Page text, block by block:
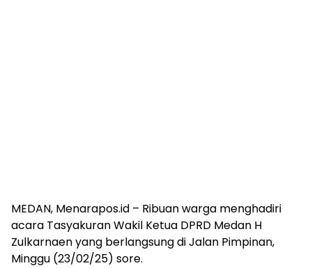
MEDAN, Menarapos.id – Ribuan warga menghadiri
acara Tasyakuran Wakil Ketua DPRD Medan H
Zulkarnaen yang berlangsung di Jalan Pimpinan,
Minggu (23/02/25) sore.